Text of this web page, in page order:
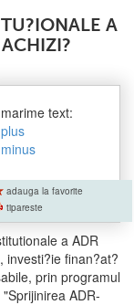
A
marime text:
plus
minus
adauga la favorite
tipareste
a ADR
investi?ie finan?at?
prin programul
ADR-